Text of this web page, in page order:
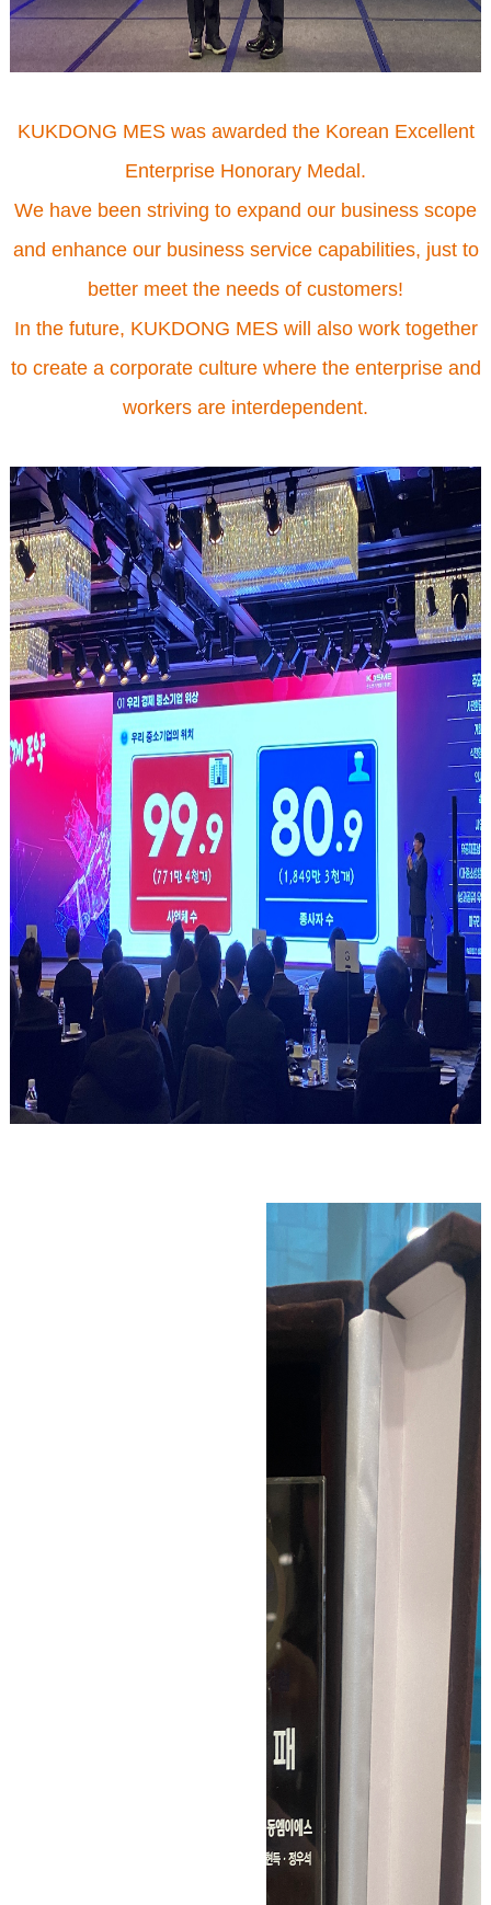
KUKDONG MES was awarded the Korean Excellent
Enterprise Honorary Medal.
We have been striving to expand our business scope
and enhance our business service capabilities, just to
better meet the needs of customers!
In the future, KUKDONG MES will also work together
to create a corporate culture where the enterprise and
workers are interdependent.